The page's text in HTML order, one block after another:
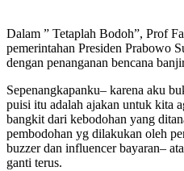
Dalam ” Tetaplah Bodoh”, Prof
pemerintahan Presiden Prabowo
dengan penanganan bencana
Sepenangkapanku– karena aku
puisi itu adalah ajakan untuk kita
bangkit dari kebodohan yang
pembodohan yg dilakukan oleh
buzzer dan influencer bayaran–
ganti terus.